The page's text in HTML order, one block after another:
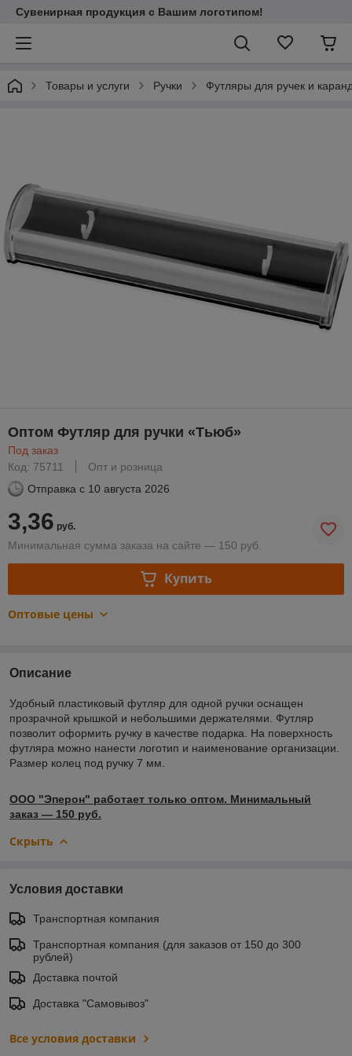
Сувенирная продукция с Вашим логотипом!
Товары и услуги Ручки Футляры для ручек и
Оптом Футляр для ручки «Тьюб»
Под заказ
Код: 75711
Опт и розница
Отправка с 10 августа 2026
3,36 руб.
Минимальная сумма заказа на сайте — 150 руб.
Купить
Оптовые цены
Описание
Удобный пластиковый футляр для одной ручки оснащен
прозрачной крышкой и небольшими держателями. Футляр
позволит оформить ручку в качестве подарка. На поверхность
футляра можно нанести логотип и наименование организации.
Размер колец под ручку 7 мм.
ООО "Эперон" работает только оптом. Минимальный
заказ ― 150 руб.
Скрыть
Условия доставки
Транспортная компания
Транспортная компания (для заказов от 150 до 300
рублей)
Доставка почтой
Доставка "Самовывоз"
Все условия доставки